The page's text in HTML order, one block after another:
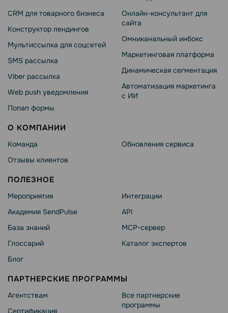
CRM для товарного бизнеса
Конструктор лендингов
Мультиссылка для соцсетей
SMS рассылка
Viber рассылка
Web push уведомления
Попап формы
Онлайн-консультант для
сайта
Омниканальный инбокс
Маркетинговая платформа
Динамическая сегментация
Автоматизация маркетинга
с ИИ
О КОМПАНИИ
Команда
Отзывы клиентов
Обновления сервиса
ПОЛЕЗНОЕ
Мероприятия
Академия SendPulse
База знаний
Глоссарий
Блог
Интеграции
API
MCP-сервер
Каталог экспертов
ПАРТНЕРСКИЕ ПРОГРАММЫ
Агентствам
Сертификация
Все партнерские
программы